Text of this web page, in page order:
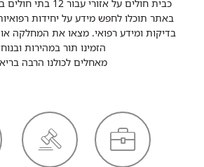
כבית חולים על אזורי עבור 12 בתי חולים בצפון מדינת ישראל.
באתר תוכלו לחפש מידע על יחידות
בדיקות ומידע רפואי. מצאו את המחלקה
הזמינו תור במהירות
מאחלים לכולנו הרבה